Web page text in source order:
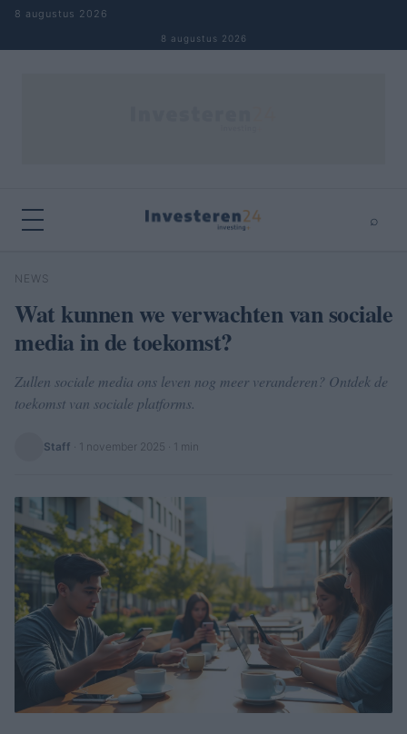
Naar inhoud springen
8 augustus 2026
8 augustus 2026
⌕
Zoeken
NEWS
Wat kunnen we verwachten van sociale
media in de toekomst?
Zullen sociale media ons leven nog meer veranderen? Ontdek de
toekomst van sociale platforms.
Staff 1 november 2025 · 1 min